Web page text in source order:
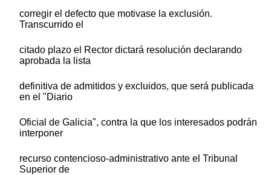
corregir el defecto que motivase la exclusión.
Transcurrido el
citado plazo el Rector dictará resolución declarando
aprobada la lista
definitiva de admitidos y excluidos, que será publicada
en el "Diario
Oficial de Galicia", contra la que los interesados podrán
interponer
recurso contencioso-administrativo ante el Tribunal
Superior de